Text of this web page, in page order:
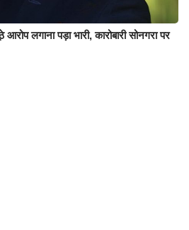
लगाना पड़ा भारी, कारोबारी सोनगरा पर